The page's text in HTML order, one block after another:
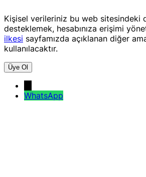
Kişisel verileriniz bu web sitesindeki
desteklemek, hesabınıza erişimi
ilkesi sayfamızda açıklanan diğer
kullanılacaktır.
Üye Ol
WhatsApp